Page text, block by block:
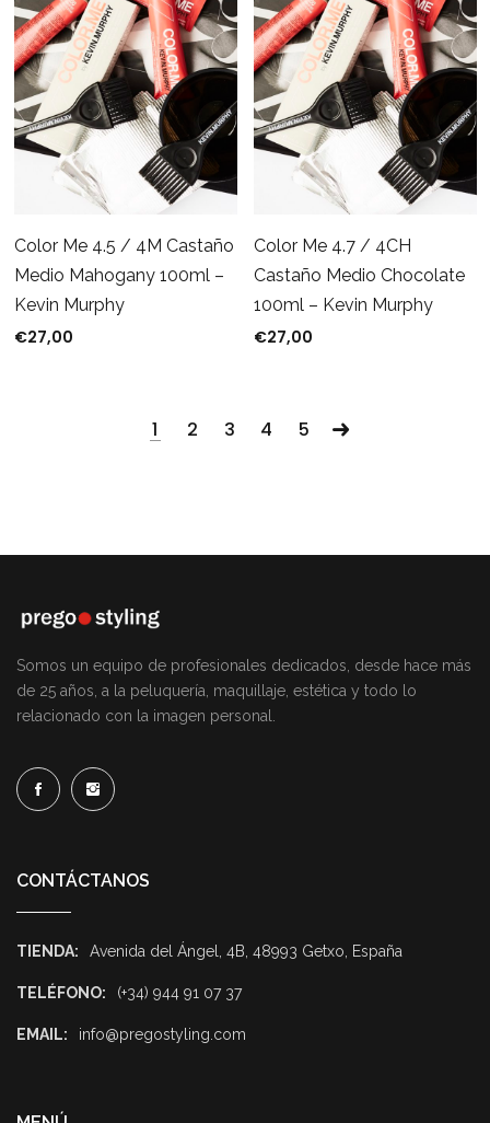
Color Me 4.5 / 4M Castaño
Medio Mahogany 100ml –
Kevin Murphy
€27,00
Color Me 4.7 / 4CH
Castaño Medio Chocolate
100ml – Kevin Murphy
€27,00
1 2 3 4 5
Somos un equipo de profesionales dedicados, desde hace más
de 25 años, a la peluquería, maquillaje, estética y todo lo
relacionado con la imagen personal.
CONTÁCTANOS
TIENDA: Avenida del Ángel, 4B, 48993 Getxo, España
TELÉFONO: (+34) 944 91 07 37
EMAIL: info@pregostyling.com